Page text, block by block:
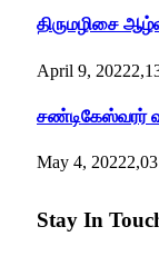
திருமழிசை
April 9, 2022
சண்டிகேஸ்வரர்
May 4, 2022
Stay In